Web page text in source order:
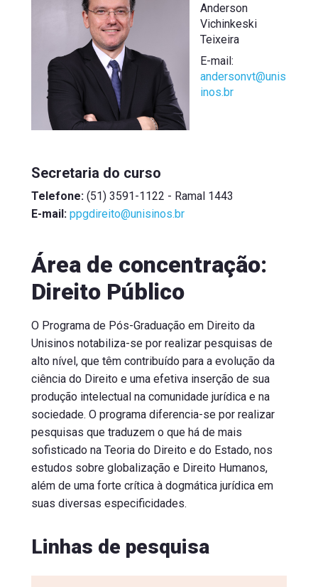
Anderson
Vichinkeski
Teixeira
E-mail:
andersonvt@unis
inos.br
Secretaria do curso
Telefone: (51) 3591-1122 - Ramal 1443
E-mail: ppgdireito@unisinos.br
Área de concentração:
Direito Público
O Programa de Pós-Graduação em Direito da
Unisinos notabiliza-se por realizar pesquisas de
alto nível, que têm contribuído para a evolução da
ciência do Direito e uma efetiva inserção de sua
produção intelectual na comunidade jurídica e na
sociedade. O programa diferencia-se por realizar
pesquisas que traduzem o que há de mais
sofisticado na Teoria do Direito e do Estado, nos
estudos sobre globalização e Direito Humanos,
além de uma forte crítica à dogmática jurídica em
suas diversas especificidades.
Linhas de pesquisa